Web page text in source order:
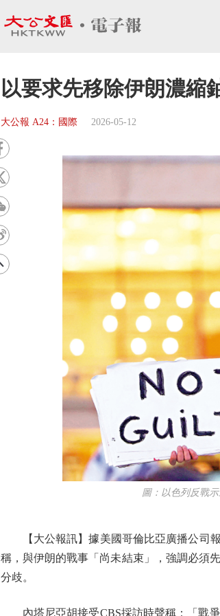
以要求先移除伊朗濃縮
大公報 A24：國際 2026-05-12
圖：以色列反戰示
【大公報訊】據美國哥倫比亞廣播公司報
稱，與伊朗的戰事「尚未結束」，強調必須
分歧。
內塔尼亞胡接受CBS採訪時聲稱：「戰爭